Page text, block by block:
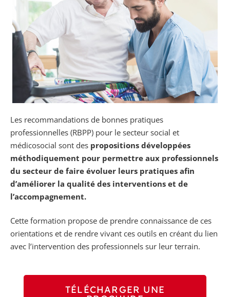
Les recommandations de bonnes pratiques
professionnelles (RBPP) pour le secteur social et
médicosocial sont des propositions développées
méthodiquement pour permettre aux professionnels
du secteur de faire évoluer leurs pratiques afin
d’améliorer la qualité des interventions et de
l’accompagnement.
Cette formation propose de prendre connaissance de ces
orientations et de rendre vivant ces outils en créant du lien
avec l’intervention des professionnels sur leur terrain.
TÉLÉCHARGER UNE